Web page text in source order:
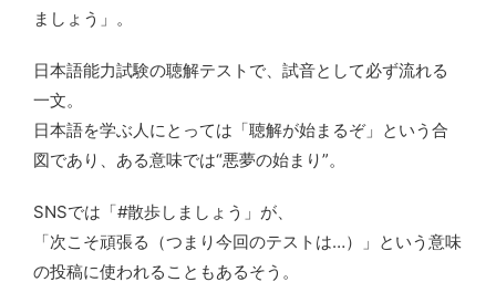
ましょう」。
日本語能力試験の聴解テストで、試音として必ず流れる
一文。
日本語を学ぶ人にとっては「聴解が始まるぞ」という合
図であり、ある意味では“悪夢の始まり”。
SNSでは「#散歩しましょう」が、
「次こそ頑張る（つまり今回のテストは…）」という意味
の投稿に使われることもあるそう。